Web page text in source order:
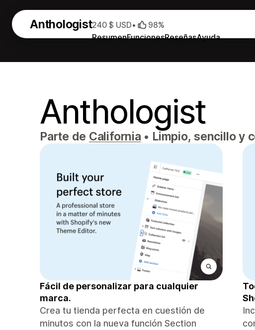
Anthologist
ResumenFuncionesReseñasAyuda
240 $ USD• 98%
Anthologist
Parte de California • Limpio, sencillo y
Fácil de personalizar para cualquier
marca.
Crea tu tienda perfecta en cuestión de
minutos con la nueva función Section